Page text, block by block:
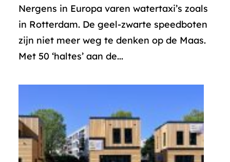
Nergens in Europa varen watertaxi’s zoals
in Rotterdam. De geel-zwarte speedboten
zijn niet meer weg te denken op de Maas.
Met 50 ‘haltes’ aan de...